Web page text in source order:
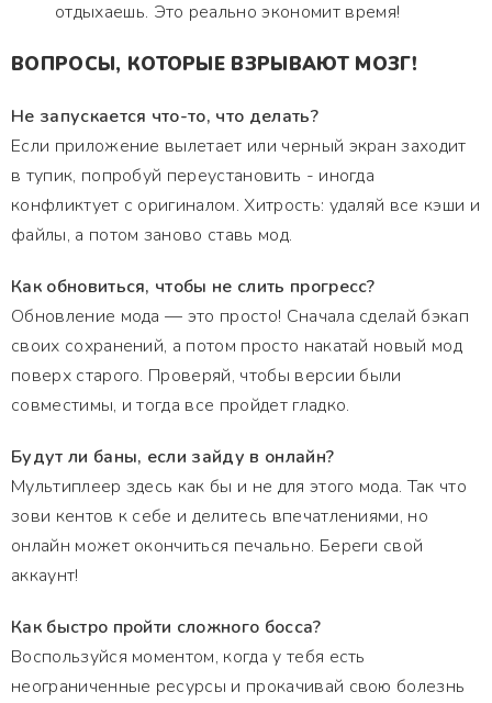
отдыхаешь. Это реально экономит время!
ВОПРОСЫ, КОТОРЫЕ ВЗРЫВАЮТ МОЗГ!
Не запускается что-то, что делать?
Если приложение вылетает или черный экран заходит
в тупик, попробуй переустановить - иногда
конфликтует с оригиналом. Хитрость: удаляй все кэши и
файлы, а потом заново ставь мод.
Как обновиться, чтобы не слить прогресс?
Обновление мода — это просто! Сначала сделай бэкап
своих сохранений, а потом просто накатай новый мод
поверх старого. Проверяй, чтобы версии были
совместимы, и тогда все пройдет гладко.
Будут ли баны, если зайду в онлайн?
Мультиплеер здесь как бы и не для этого мода. Так что
зови кентов к себе и делитесь впечатлениями, но
онлайн может окончиться печально. Береги свой
аккаунт!
Как быстро пройти сложного босса?
Воспользуйся моментом, когда у тебя есть
неограниченные ресурсы и прокачивай свою болезнь